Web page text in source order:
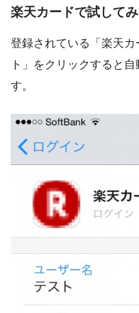
楽天カードで試して
登録されている「楽天
ト」をクリックすると
す。